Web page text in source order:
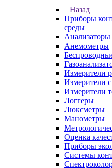
Назад
Приборы
среды
Анемометры
Измерители
Измерители
Измерители
Логгеры
Люксметры
Манометры
Оценка
Приборы
Системы